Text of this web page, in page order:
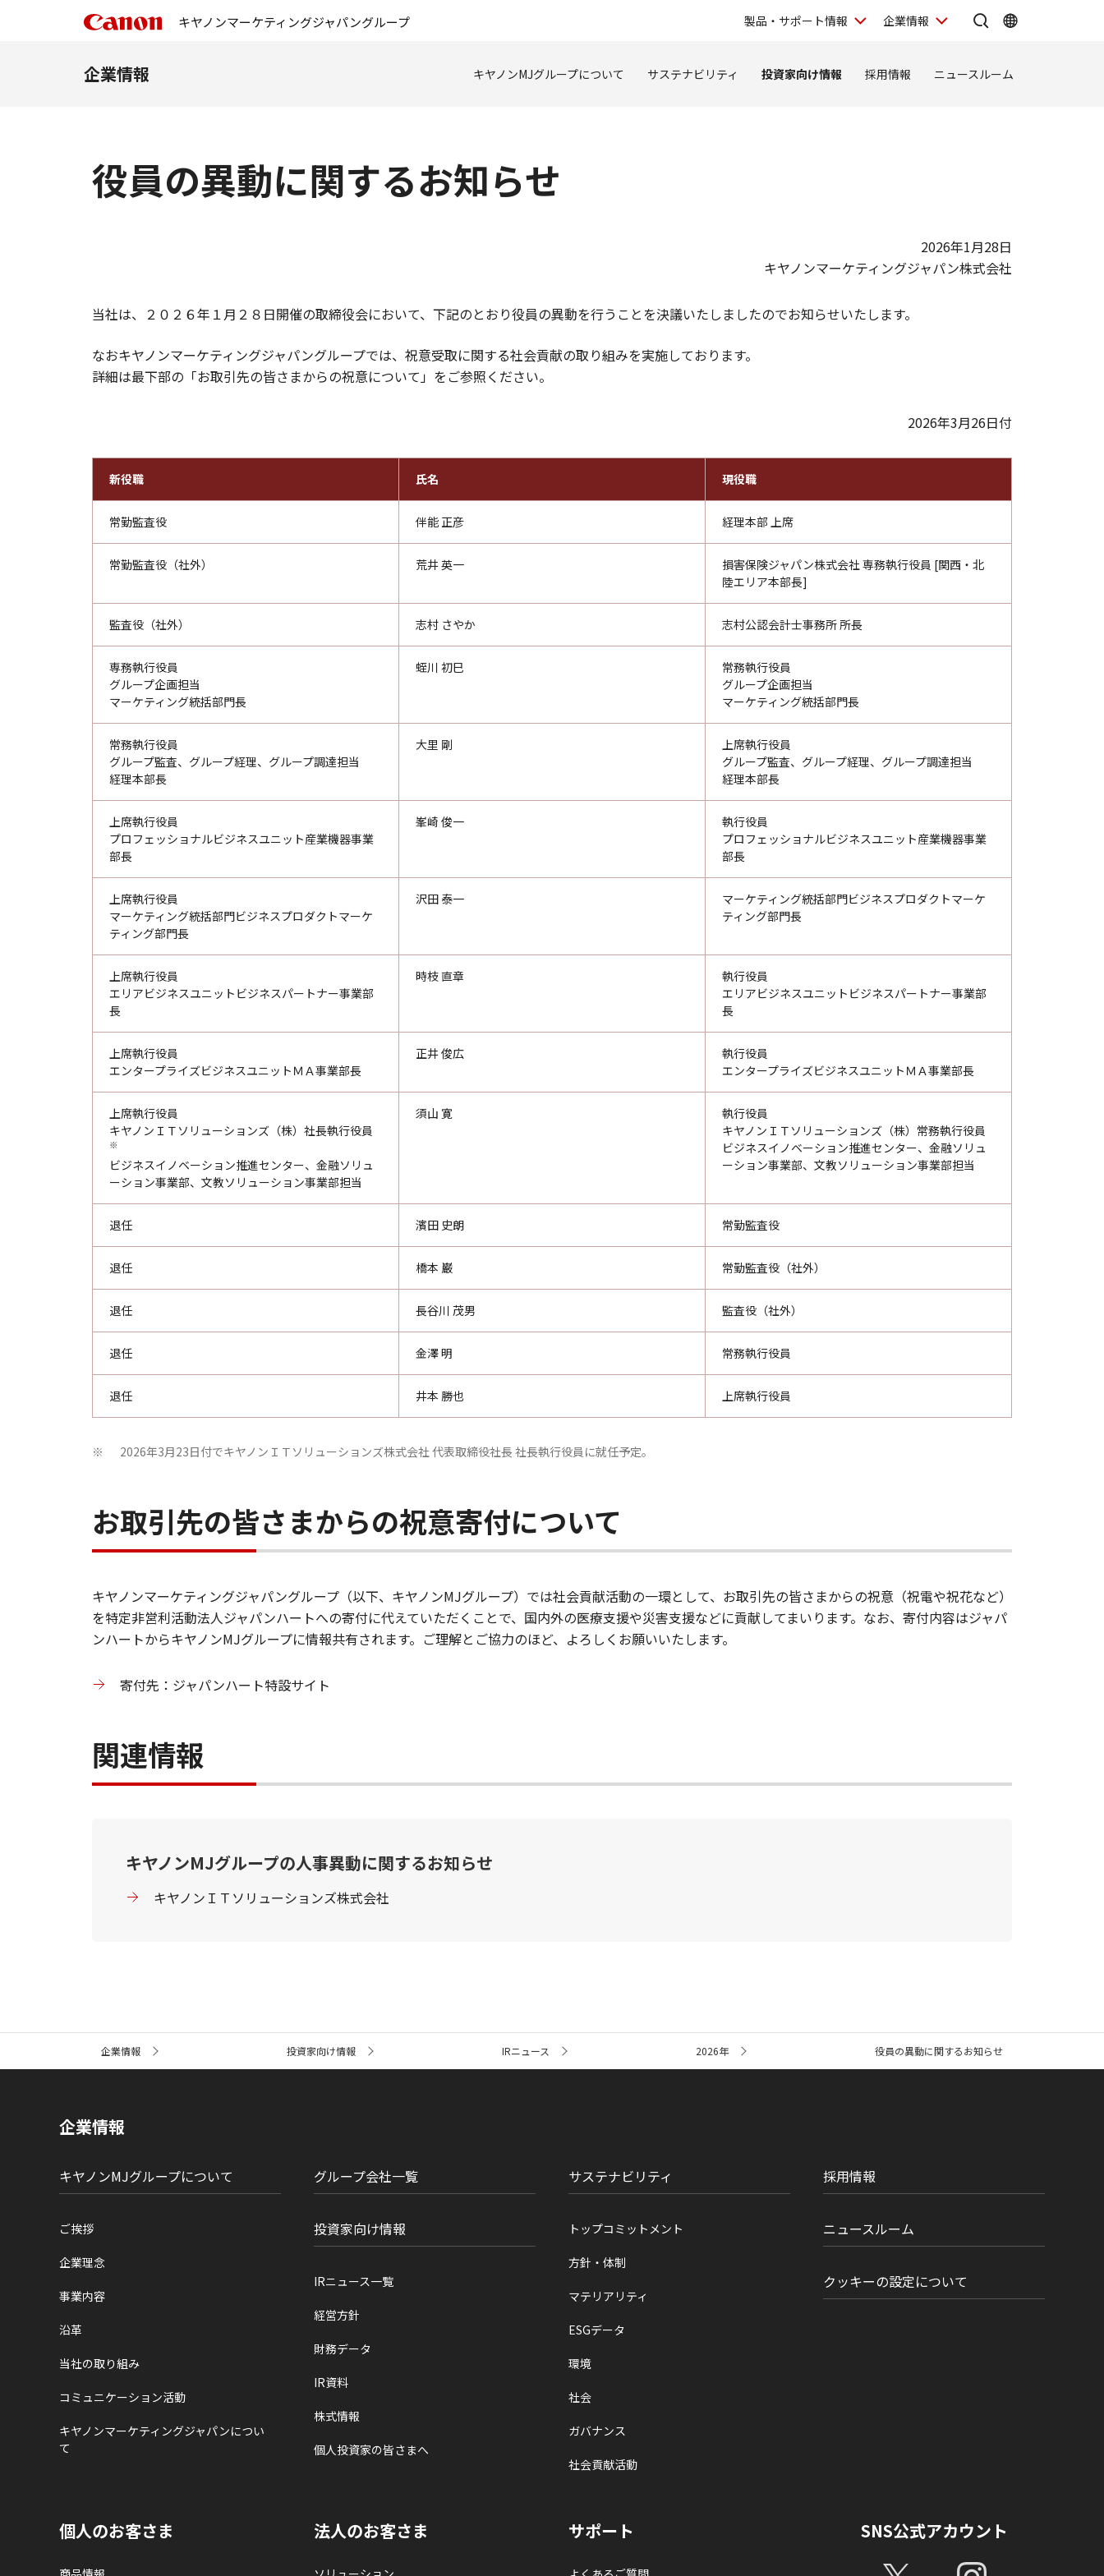
キヤノンマーケティングジャパングループ 製品・サポート情報 企業情報
企業情報 キヤノンMJグループについて サステナビリティ 投資家向け情報 採用情報 ニュースルーム
役員の異動に関するお知らせ
2026年1月28日
キヤノンマーケティングジャパン株式会社
当社は、２０２６年１月２８日開催の取締役会において、下記のとおり役員の異動を行うことを決議いたしましたのでお知らせいたします。
なおキヤノンマーケティングジャパングループでは、祝意受取に関する社会貢献の取り組みを実施しております。
詳細は最下部の「お取引先の皆さまからの祝意について」をご参照ください。
2026年3月26日付
新役職 氏名 現役職
常勤監査役 伴能 正彦 経理本部 上席
常勤監査役（社外） 荒井 英一
損害保険ジャパン株式会社 専務執行役員 [関西・北
陸エリア本部長]
監査役（社外） 志村 さやか 志村公認会計士事務所 所長
専務執行役員
グループ企画担当
マーケティング統括部門長
蛭川 初巳
常務執行役員
グループ企画担当
マーケティング統括部門長
常務執行役員
グループ監査、グループ経理、グループ調達担当
経理本部長
大里 剛
上席執行役員
グループ監査、グループ経理、グループ調達担当
経理本部長
上席執行役員
プロフェッショナルビジネスユニット産業機器事業
部長
峯崎 俊一
執行役員
プロフェッショナルビジネスユニット産業機器事業
部長
上席執行役員
マーケティング統括部門ビジネスプロダクトマーケ
ティング部門長
沢田 泰一
マーケティング統括部門ビジネスプロダクトマーケ
ティング部門長
上席執行役員
エリアビジネスユニットビジネスパートナー事業部
長
時枝 直章
執行役員
エリアビジネスユニットビジネスパートナー事業部
長
上席執行役員
エンタープライズビジネスユニットＭＡ事業部長
正井 俊広
執行役員
エンタープライズビジネスユニットＭＡ事業部長
上席執行役員
キヤノンＩＴソリューションズ（株）社長執行役員
※
ビジネスイノベーション推進センター、金融ソリュ
ーション事業部、文教ソリューション事業部担当
須山 寛
執行役員
キヤノンＩＴソリューションズ（株）常務執行役員
ビジネスイノベーション推進センター、金融ソリュ
ーション事業部、文教ソリューション事業部担当
退任 濱田 史朗 常勤監査役
退任 橋本 巌 常勤監査役（社外）
退任 長谷川 茂男 監査役（社外）
退任 金澤 明 常務執行役員
退任 井本 勝也 上席執行役員
※ 2026年3月23日付でキヤノンＩＴソリューションズ株式会社 代表取締役社長 社長執行役員に就任予定。
お取引先の皆さまからの祝意寄付について
キヤノンマーケティングジャパングループ（以下、キヤノンMJグループ）では社会貢献活動の一環として、お取引先の皆さまからの祝意（祝電や祝花など）
を特定非営利活動法人ジャパンハートへの寄付に代えていただくことで、国内外の医療支援や災害支援などに貢献してまいります。なお、寄付内容はジャパ
ンハートからキヤノンMJグループに情報共有されます。ご理解とご協力のほど、よろしくお願いいたします。
寄付先：ジャパンハート特設サイト
関連情報
キヤノンMJグループの人事異動に関するお知らせ
キヤノンＩＴソリューションズ株式会社
ト
企業情報 投資家向け情報 IRニュース 2026年 役員の異動に関するお知らせ
企業情報
キヤノンMJグループについて
ご挨拶
企業理念
事業内容
沿革
当社の取り組み
コミュニケーション活動
キヤノンマーケティングジャパンについ
て
グループ会社一覧
投資家向け情報
IRニュース一覧
経営方針
財務データ
IR資料
株式情報
個人投資家の皆さまへ
サステナビリティ
トップコミットメント
方針・体制
マテリアリティ
ESGデータ
環境
社会
ガバナンス
社会貢献活動
採用情報
ニュースルーム
クッキーの設定について
個人のお客さま 法人のお客さま サポート SNS公式アカウント